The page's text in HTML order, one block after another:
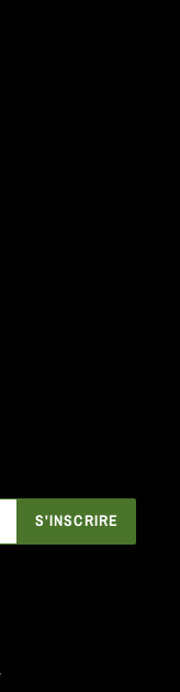
S'INSCRIRE